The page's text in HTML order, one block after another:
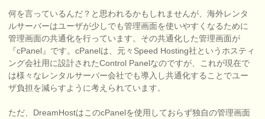
何を言っているんだ？と思われるかもしれませんが、海外レンタ
ルサーバーはユーザが少しでも管理画面を使いやすくなるために
管理画面の共通化を行っています。その共通化した管理画面が
『cPanel』です。cPanelは、元々Speed Hosting社というホスティ
ング会社用に設計されたControl Panelなのですが、これが現在で
は様々なレンタルサーバー会社でも導入し共通化することでユー
ザ負担を減らすように考えられています。
ただ、DreamHostはこのcPanelを使用しておらず独自の管理画面